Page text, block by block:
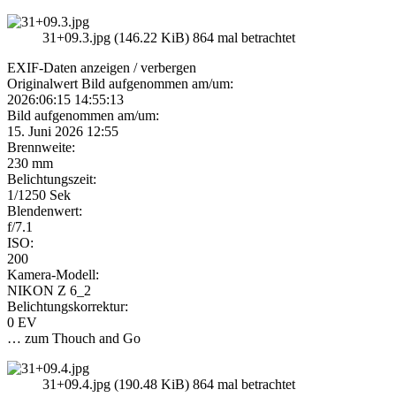
31+09.3.jpg (146.22 KiB) 864 mal betrachtet
EXIF-Daten anzeigen / verbergen
Originalwert Bild aufgenommen am/um:
2026:06:15 14:55:13
Bild aufgenommen am/um:
15. Juni 2026 12:55
Brennweite:
230 mm
Belichtungszeit:
1/1250 Sek
Blendenwert:
f/7.1
ISO:
200
Kamera-Modell:
NIKON Z 6_2
Belichtungskorrektur:
0 EV
… zum Thouch and Go
31+09.4.jpg (190.48 KiB) 864 mal betrachtet